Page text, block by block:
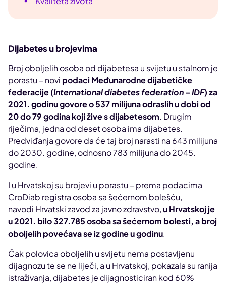
Dijabetes u brojevima
Broj oboljelih osoba od dijabetesa u svijetu u stalnom je
porastu – novi podaci Međunarodne dijabetičke
federacije (International diabetes federation – IDF) za
2021. godinu govore o 537 milijuna odraslih u dobi od
20 do 79 godina koji žive s dijabetesom. Drugim
riječima, jedna od deset osoba ima dijabetes.
Predviđanja govore da će taj broj narasti na 643 milijuna
do 2030. godine, odnosno 783 milijuna do 2045.
godine.
I u Hrvatskoj su brojevi u porastu – prema podacima
CroDiab registra osoba sa šećernom bolešću,
navodi Hrvatski zavod za javno zdravstvo,u Hrvatskoj je
u 2021. bilo 327.785 osoba sa šećernom bolesti, a broj
oboljelih povećava se iz godine u godinu.
Čak polovica oboljelih u svijetu nema postavljenu
dijagnozu te se ne liječi, a u Hrvatskoj, pokazala su ranija
istraživanja, dijabetes je dijagnosticiran kod 60%